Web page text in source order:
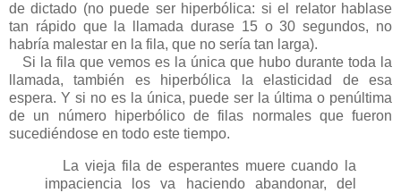
de dictado (no puede ser hiperbólica: si el relator hablase
tan rápido que la llamada durase 15 o 30 segundos, no
habría malestar en la fila, que no sería tan larga).
Si la fila que vemos es la única que hubo durante toda la
llamada, también es hiperbólica la elasticidad de esa
espera. Y si no es la única, puede ser la última o penúltima
de un número hiperbólico de filas normales que fueron
sucediéndose en todo este tiempo.
La vieja fila de esperantes muere cuando la
impaciencia los va haciendo abandonar, del